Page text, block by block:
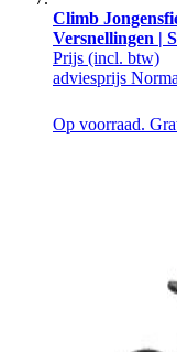
Climb
Versnellingen |
Prijs (incl. btw)
adviesprijs
Op voorraad.